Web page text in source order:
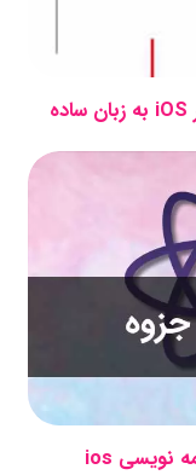
۲ بهترین جزوه های PDF آموزش برنامه نویسی ios